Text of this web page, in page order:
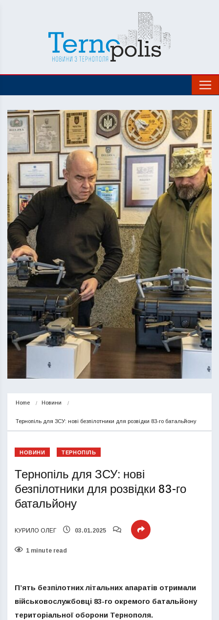
Home Новини
Тернопіль для ЗСУ: нові безпілотники для розвідки 83-го батальйону
НОВИНИ ТЕРНОПІЛЬ
Тернопіль для ЗСУ: нові
безпілотники для розвідки 83-го
батальйону
КУРИЛО ОЛЕГ 03.01.2025
1 minute read
П’ять безпілотних літальних апаратів отримали
військовослужбовці 83-го окремого батальйону
територіальної оборони Тернополя.